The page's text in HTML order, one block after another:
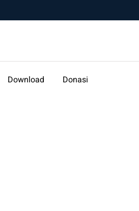
Download Donasi